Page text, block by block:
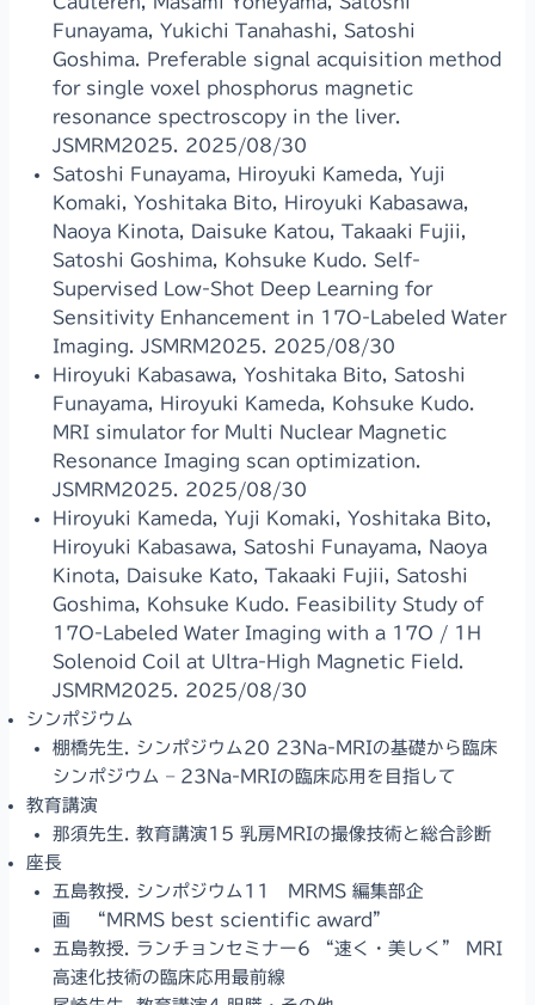
Funayama, Yukichi Tanahashi, Satoshi
Goshima. Preferable signal acquisition method
for single voxel phosphorus magnetic
resonance spectroscopy in the liver.
JSMRM2025. 2025/08/30
Satoshi Funayama, Hiroyuki Kameda, Yuji
Komaki, Yoshitaka Bito, Hiroyuki Kabasawa,
Naoya Kinota, Daisuke Katou, Takaaki Fujii,
Satoshi Goshima, Kohsuke Kudo. Self-
Supervised Low-Shot Deep Learning for
Sensitivity Enhancement in 17O-Labeled Water
Imaging. JSMRM2025. 2025/08/30
Hiroyuki Kabasawa, Yoshitaka Bito, Satoshi
Funayama, Hiroyuki Kameda, Kohsuke Kudo.
MRI simulator for Multi Nuclear Magnetic
Resonance Imaging scan optimization.
JSMRM2025. 2025/08/30
Hiroyuki Kameda, Yuji Komaki, Yoshitaka Bito,
Hiroyuki Kabasawa, Satoshi Funayama, Naoya
Kinota, Daisuke Kato, Takaaki Fujii, Satoshi
Goshima, Kohsuke Kudo. Feasibility Study of
17O-Labeled Water Imaging with a 17O / 1H
Solenoid Coil at Ultra-High Magnetic Field.
JSMRM2025. 2025/08/30
シンポジウム
棚橋先生. シンポジウム20 23Na-MRIの基礎から臨床
シンポジウム – 23Na-MRIの臨床応用を目指して
教育講演
那須先生. 教育講演15 乳房MRIの撮像技術と総合診断
座長
五島教授. シンポジウム11 MRMS 編集部企
画 “MRMS best scientific award”
五島教授. ランチョンセミナー6 “速く・美しく” MRI
高速化技術の臨床応用最前線